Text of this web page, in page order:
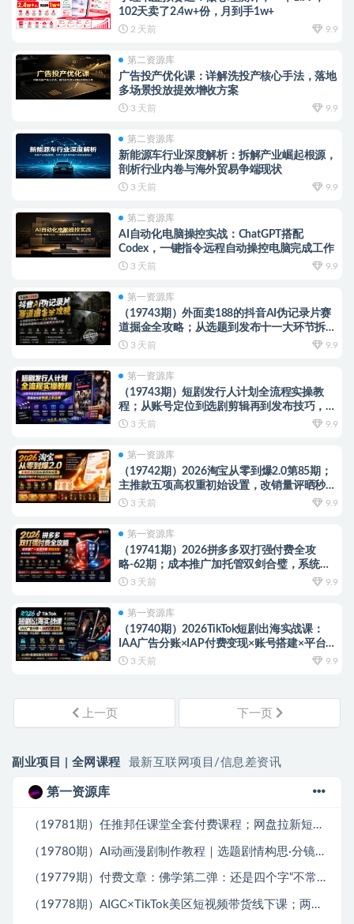
102天卖了2.4w+份，月到手1w+
2 天前 9.9
第二资源库
广告投产优化课：详解洗投产核心手法，落地
多场景投放提效增收方案
3 天前 9.9
第二资源库
新能源车行业深度解析：拆解产业崛起根源，
剖析行业内卷与海外贸易争端现状
3 天前 9.9
第二资源库
AI自动化电脑操控实战：ChatGPT搭配
Codex，一键指令远程自动操控电脑完成工作
3 天前 9.9
第一资源库
（19743期）外面卖188的抖音AI伪记录片赛
道掘金全攻略；从选题到发布十一大环节拆
解，零基础也能做出高流量真实感内容
3 天前 9.9
第一资源库
（19743期）短剧发行人计划全流程实操教
程；从账号定位到选剧剪辑再到发布技巧，零
基础也能快速上手出单
3 天前 9.9
第一资源库
（19742期）2026淘宝从零到爆2.0第85期；
主推款五项高权重初始设置，改销量评晒秒单
快速破零积累基础权重
3 天前 9.9
第一资源库
（19741期）2026拼多多双打强付费全攻
略-62期；成本推广加托管双剑合璧，系统讲
解7种付费玩法优劣势与选择策略
3 天前 9.9
第一资源库
（19740期）2026TikTok短剧出海实战课：
IAA广告分账×IAP付费变现×账号搭建×平台规
则×双轨爆发×回款全流程
3 天前 9.9
上一页 下一页
副业项目 | 全网课程 最新互联网项目/信息差资讯
第一资源库
（19781期）任推邦任课堂全套付费课程；网盘拉新短剧小说多平台变现，从入门到高阶零基础也能轻松上手实操
（19780期）AI动画漫剧制作教程｜选题剧情构思·分镜提示词撰写·AI绘图配音·2D动画制作·剪映实操完成完整漫剧成片
（19779期）付费文章：佛学第二弹：还是四个字“不常不断”依托八不偈解读无我因果连续之理
（19778期）AIGC×TikTok美区短视频带货线下课；两天一夜完整回放，12小时高清视频收录头部操盘手全流程教学